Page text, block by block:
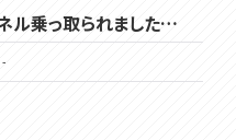
ル乗っ取られました…